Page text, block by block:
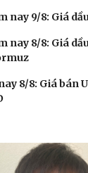
Sao
nay 9/8: Giá
nay 8/8: Giá
8/8: Giá bán